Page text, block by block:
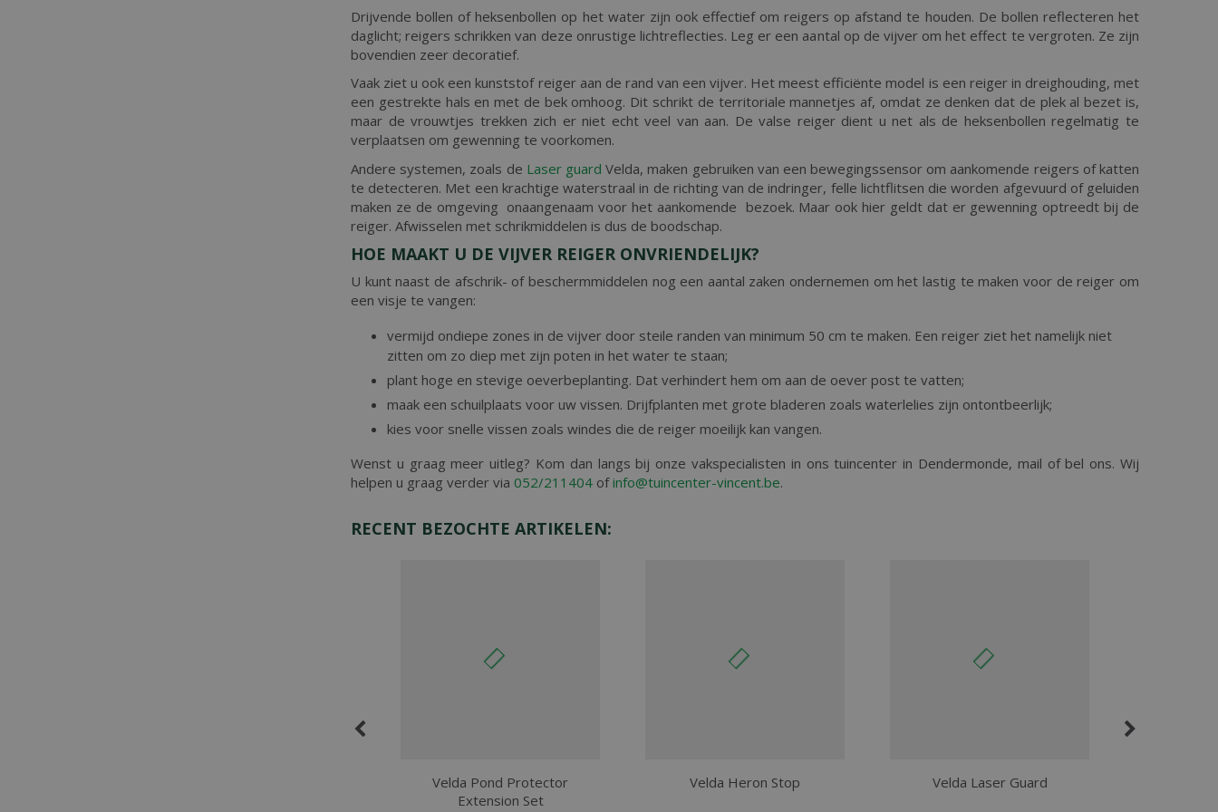
Drijvende bollen of heksenbollen op het water zijn ook effectief om reigers op afstand te houden. De bollen reflecteren het
daglicht; reigers schrikken van deze onrustige lichtreflecties. Leg er een aantal op de vijver om het effect te vergroten. Ze zijn
bovendien zeer decoratief.
Vaak ziet u ook een kunststof reiger aan de rand van een vijver. Het meest efficiënte model is een reiger in dreighouding, met
een gestrekte hals en met de bek omhoog. Dit schrikt de territoriale mannetjes af, omdat ze denken dat de plek al bezet is,
maar de vrouwtjes trekken zich er niet echt veel van aan. De valse reiger dient u net als de heksenbollen regelmatig te
verplaatsen om gewenning te voorkomen.
Andere systemen, zoals de Laser guard Velda, maken gebruiken van een bewegingssensor om aankomende reigers of katten
te detecteren. Met een krachtige waterstraal in de richting van de indringer, felle lichtflitsen die worden afgevuurd of geluiden
maken ze de omgeving onaangenaam voor het aankomende bezoek. Maar ook hier geldt dat er gewenning optreedt bij de
reiger. Afwisselen met schrikmiddelen is dus de boodschap.
HOE MAAKT U DE VIJVER REIGER ONVRIENDELIJK?
U kunt naast de afschrik- of beschermmiddelen nog een aantal zaken ondernemen om het lastig te maken voor de reiger om
een visje te vangen:
vermijd ondiepe zones in de vijver door steile randen van minimum 50 cm te maken. Een reiger ziet het namelijk niet
zitten om zo diep met zijn poten in het water te staan;
plant hoge en stevige oeverbeplanting. Dat verhindert hem om aan de oever post te vatten;
maak een schuilplaats voor uw vissen. Drijfplanten met grote bladeren zoals waterlelies zijn ontontbeerlijk;
kies voor snelle vissen zoals windes die de reiger moeilijk kan vangen.
Wenst u graag meer uitleg? Kom dan langs bij onze vakspecialisten in ons tuincenter in Dendermonde, mail of bel ons. Wij
helpen u graag verder via 052/211404 ofinfo@tuincenter-vincent.be.
RECENT BEZOCHTE ARTIKELEN:
Velda Pond Protector
Extension Set
Velda Heron Stop Velda Laser Guard